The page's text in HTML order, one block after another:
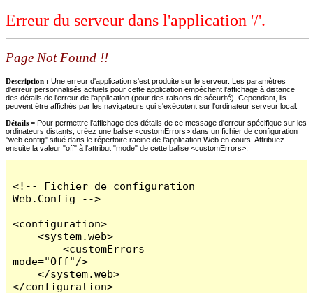
Erreur du serveur dans l'application '/'.
Page Not Found !!
Description : Une erreur d'application s'est produite sur le serveur. Les paramètres
d'erreur personnalisés actuels pour cette application empêchent l'affichage à distance
des détails de l'erreur de l'application (pour des raisons de sécurité). Cependant, ils
peuvent être affichés par les navigateurs qui s'exécutent sur l'ordinateur serveur local.
Détails = Pour permettre l'affichage des détails de ce message d'erreur spécifique sur les
ordinateurs distants, créez une balise <customErrors> dans un fichier de configuration
"web.config" situé dans le répertoire racine de l'application Web en cours. Attribuez
ensuite la valeur "off" à l'attribut "mode" de cette balise <customErrors>.
<!-- Fichier de configuration
Web.Config -->
<configuration>
    <system.web>
        <customErrors
mode="Off"/>
    </system.web>
</configuration>